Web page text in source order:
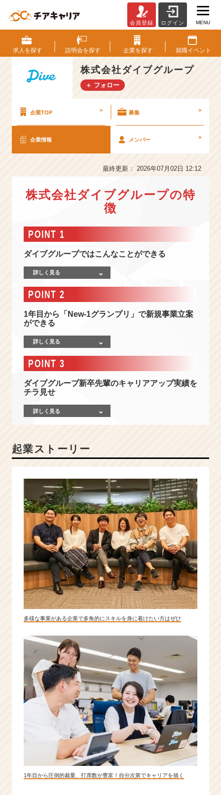
式
会
社
ダ
イ
ブ
グ
-
★
ン
チ
ャ
★
全
の
観
光
へ
の
ル
地
方
創
生
グ
ラ
ン
ピ
ン
グ
施
設
運
を
募
|
ベ
ン
チ
ャ
ー・
成
長
企
業
か
会員登録 ログイン MENU
求人を探す 説明会を探す 企業を探す 就職イベント
株式会社ダイブグループ
＋ フォロー
企業TOP > 募集 >
企業情報 メンバー >
最終更新： 2026年07月02日 12:12
株式会社ダイブグループの特
徴
POINT 1
ダイブグループではこんなことができる
詳しく見る
POINT 2
1年目から「New-1グランプリ」で新規事業立案
ができる
詳しく見る
POINT 3
ダイブグループ新卒先輩のキャリアアップ実績を
チラ見せ
詳しく見る
起業ストーリー
多様な事業がある企業で多角的にスキルを身に着けたい方はぜひ
1年目から圧倒的裁量、打席数が豊富！自分次第でキャリアを描く